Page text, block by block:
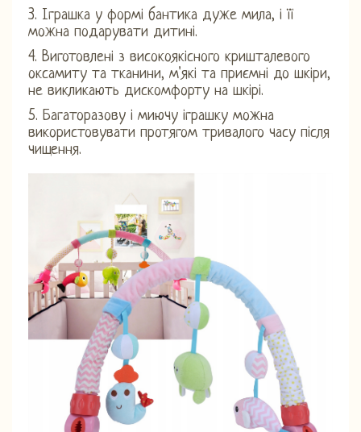
3. Іграшка у формі бантика дуже мила, і її
можна подарувати дитині.
4. Виготовлені з високоякісного кришталевого
оксамиту та тканини, м'які та приємні до шкіри,
не викликають дискомфорту на шкірі.
5. Багаторазову і миючу іграшку можна
використовувати протягом тривалого часу після
чищення.